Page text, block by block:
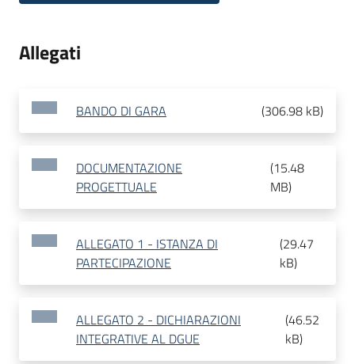
Allegati
BANDO DI GARA (306.98 kB)
DOCUMENTAZIONE
PROGETTUALE
(15.48
MB)
ALLEGATO 1 - ISTANZA DI
PARTECIPAZIONE
(29.47
kB)
ALLEGATO 2 - DICHIARAZIONI
INTEGRATIVE AL DGUE
(46.52
kB)